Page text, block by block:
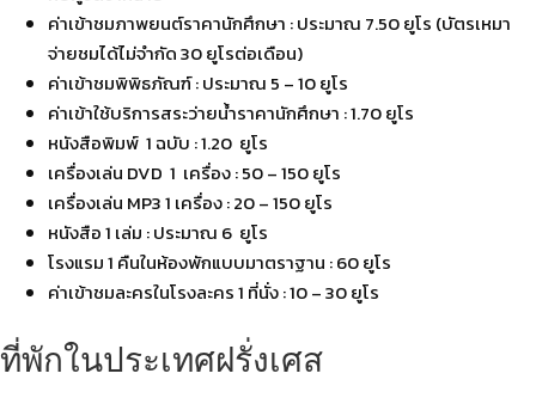
ค่าเข้าชมภาพยนต์ราคานักศึกษา : ประมาณ 7.50 ยูโร (บัตรเหมา
จ่ายชมได้ไม่จำกัด 30 ยูโรต่อเดือน)
ค่าเข้าชมพิพิธภัณฑ์ : ประมาณ 5 – 10 ยูโร
ค่าเข้าใช้บริการสระว่ายน้ำราคานักศึกษา : 1.70 ยูโร
หนังสือพิมพ์ 1 ฉบับ : 1.20 ยูโร
เครื่องเล่น DVD 1 เครื่อง : 50 – 150 ยูโร
เครื่องเล่น MP3 1 เครื่อง : 20 – 150 ยูโร
หนังสือ 1 เล่ม : ประมาณ 6 ยูโร
โรงแรม 1 คืนในห้องพักแบบมาตราฐาน : 60 ยูโร
ค่าเข้าชมละครในโรงละคร 1 ที่นั่ง : 10 – 30 ยูโร
ที่พักในประเทศฝรั่งเศส